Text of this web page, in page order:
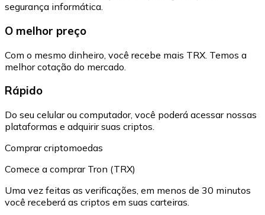
segurança informática.
O melhor preço
Com o mesmo dinheiro, você recebe mais TRX. Temos a
melhor cotação do mercado.
Rápido
Do seu celular ou computador, você poderá acessar nossas
plataformas e adquirir suas criptos.
Comprar criptomoedas
Comece a comprar Tron (TRX)
Uma vez feitas as verificações, em menos de 30 minutos
você receberá as criptos em suas carteiras.